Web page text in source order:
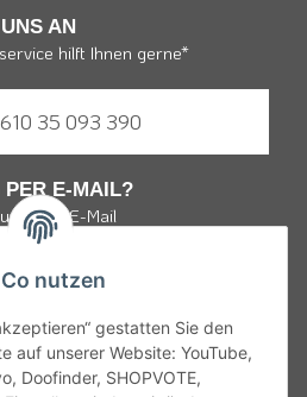
AN
hilft Ihnen gerne*
35 093 390
PER E-MAIL?
eine E-Mail
schreiben
9:30 bis 19:00 Uhr und Samstag
Uhr zum Ortstarif.
nutzen
gestatten Sie den
auf unserer Website: YouTube,
Doofinder, SHOPVOTE,